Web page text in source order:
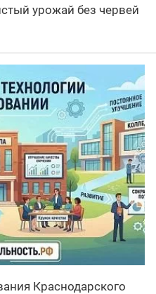
урожай без червей
Краснодарского